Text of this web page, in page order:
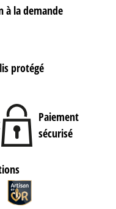
à la demande
protégé
Paiement
sécurisé